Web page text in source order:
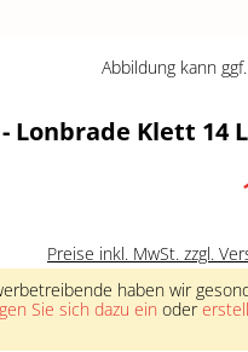
Abbildung kann
- Lonbrade Klett 14
Preise inkl. MwSt. zzgl.
haben wir
Sie sich dazu ein oder